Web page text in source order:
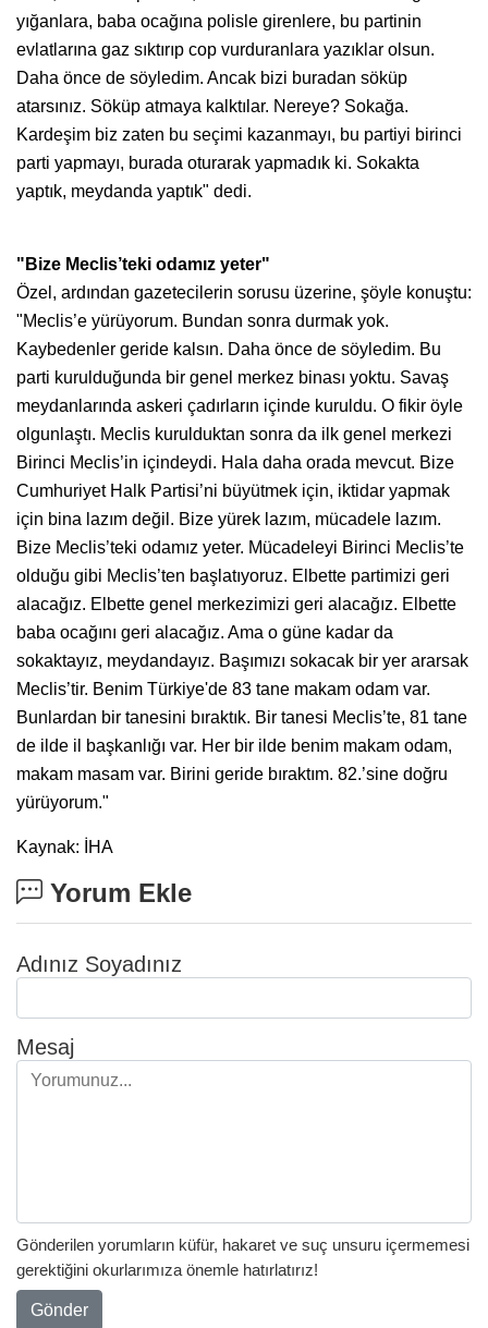
yığanlara, baba ocağına polisle girenlere, bu partinin
evlatlarına gaz sıktırıp cop vurduranlara yazıklar olsun.
Daha önce de söyledim. Ancak bizi buradan söküp
atarsınız. Söküp atmaya kalktılar. Nereye? Sokağa.
Kardeşim biz zaten bu seçimi kazanmayı, bu partiyi birinci
parti yapmayı, burada oturarak yapmadık ki. Sokakta
yaptık, meydanda yaptık" dedi.
"Bize Meclis’teki odamız yeter"
Özel, ardından gazetecilerin sorusu üzerine, şöyle konuştu:
"Meclis’e yürüyorum. Bundan sonra durmak yok.
Kaybedenler geride kalsın. Daha önce de söyledim. Bu
parti kurulduğunda bir genel merkez binası yoktu. Savaş
meydanlarında askeri çadırların içinde kuruldu. O fikir öyle
olgunlaştı. Meclis kurulduktan sonra da ilk genel merkezi
Birinci Meclis’in içindeydi. Hala daha orada mevcut. Bize
Cumhuriyet Halk Partisi’ni büyütmek için, iktidar yapmak
için bina lazım değil. Bize yürek lazım, mücadele lazım.
Bize Meclis’teki odamız yeter. Mücadeleyi Birinci Meclis’te
olduğu gibi Meclis’ten başlatıyoruz. Elbette partimizi geri
alacağız. Elbette genel merkezimizi geri alacağız. Elbette
baba ocağını geri alacağız. Ama o güne kadar da
sokaktayız, meydandayız. Başımızı sokacak bir yer ararsak
Meclis’tir. Benim Türkiye'de 83 tane makam odam var.
Bunlardan bir tanesini bıraktık. Bir tanesi Meclis’te, 81 tane
de ilde il başkanlığı var. Her bir ilde benim makam odam,
makam masam var. Birini geride bıraktım. 82.’sine doğru
yürüyorum."
Kaynak: İHA
Yorum Ekle
Adınız Soyadınız
Mesaj
Gönderilen yorumların küfür, hakaret ve suç unsuru içermemesi
gerektiğini okurlarımıza önemle hatırlatırız!
Gönder